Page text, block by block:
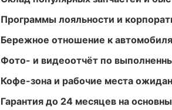
Программы лояльности и
Бережное отношение к
Фото- и видеоотчёт по
Кофе-зона и рабочие места
Гарантия до 24 месяцев на